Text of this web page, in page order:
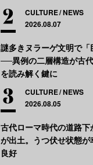
CULTURE NEWS
2026.08.07
謎多きヌラーゲ文明で
──異例の二層構造が古
を読み解く鍵に
CULTURE NEWS
2026.08.05
古代ローマ時代の道路下
が出土。うつ伏せ状態
良好